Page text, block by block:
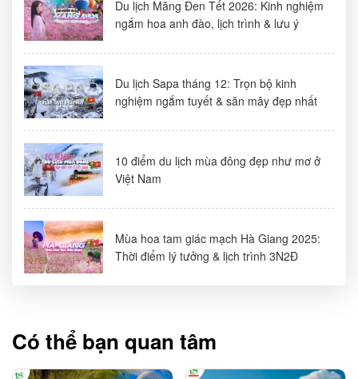
Du lịch Măng Đen Tết 2026: Kinh nghiệm
ngắm hoa anh đào, lịch trình & lưu ý
Du lịch Sapa tháng 12: Trọn bộ kinh
nghiệm ngắm tuyết & săn mây đẹp nhất
10 điểm du lịch mùa đông đẹp như mơ ở
Việt Nam
Mùa hoa tam giác mạch Hà Giang 2025:
Thời điểm lý tưởng & lịch trình 3N2Đ
Có thể bạn quan tâm